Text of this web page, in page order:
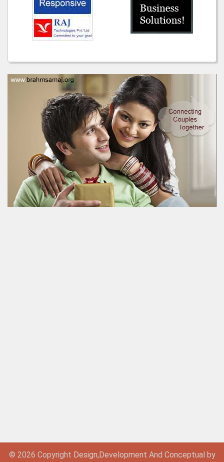
© 2026 Copyright Design,Development And Conceptual by